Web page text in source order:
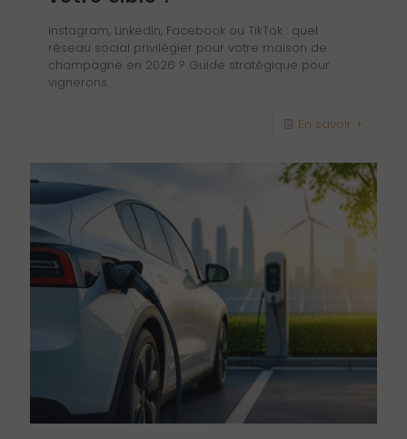
Instagram, LinkedIn, Facebook ou TikTok : quel
réseau social privilégier pour votre maison de
champagne en 2026 ? Guide stratégique pour
vignerons.
En savoir +